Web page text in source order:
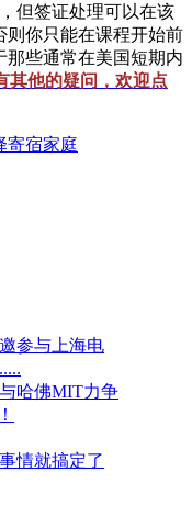
但签证处理可以在该
则你只能在课程开始前
那些通常在美国短期内
其他的疑问，欢迎点
寄宿家庭
参与上海电
哈佛MIT力争
情就搞定了